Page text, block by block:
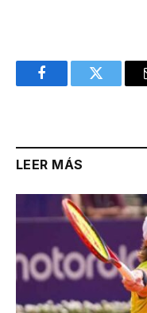
FacebookTwitter
LEER MÁS